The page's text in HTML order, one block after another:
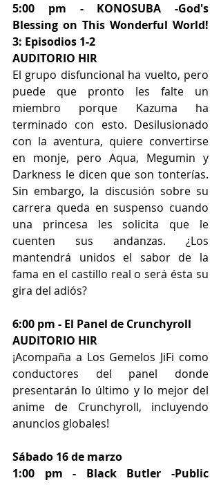
5:00 pm - KONOSUBA -God's
Blessing on This Wonderful World!
3: Episodios 1-2
AUDITORIO HIR
El grupo disfuncional ha vuelto, pero
puede que pronto les falte un
miembro porque Kazuma ha
terminado con esto. Desilusionado
con la aventura, quiere convertirse
en monje, pero Aqua, Megumin y
Darkness le dicen que son tonterías.
Sin embargo, la discusión sobre su
carrera queda en suspenso cuando
una princesa les solicita que le
cuenten sus andanzas. ¿Los
mantendrá unidos el sabor de la
fama en el castillo real o será ésta su
gira del adiós?
6:00 pm - El Panel de Crunchyroll
AUDITORIO HIR
¡Acompaña a Los Gemelos JiFi como
conductores del panel donde
presentarán lo último y lo mejor del
anime de Crunchyroll, incluyendo
anuncios globales!
Sábado 16 de marzo
1:00 pm - Black Butler -Public